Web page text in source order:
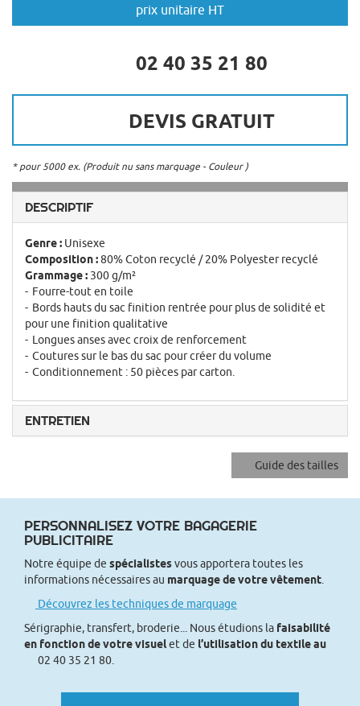
prix unitaire HT
02 40 35 21 80
DEVIS GRATUIT
* pour 5000 ex. (Produit nu sans marquage - Couleur )
DESCRIPTIF
Genre : Unisexe
Composition :80% Coton recyclé / 20% Polyester recyclé
Grammage : 300 g/m²
Fourre-tout en toile
Bords hauts du sac finition rentrée pour plus de solidité et
pour une finition qualitative
Longues anses avec croix de renforcement
Coutures sur le bas du sac pour créer du volume
Conditionnement : 50 pièces par carton.
ENTRETIEN
Guide des tailles
PERSONNALISEZ VOTRE BAGAGERIE
PUBLICITAIRE
Notre équipe de spécialistesvous apportera toutes les
informations nécessaires au marquage de votre vêtement
Découvrez les techniques de marquage
Sérigraphie, transfert, broderie... Nous étudions la faisabilité
en fonction de votre visuelet de l’utilisation du textile au
02 40 35 21 80.